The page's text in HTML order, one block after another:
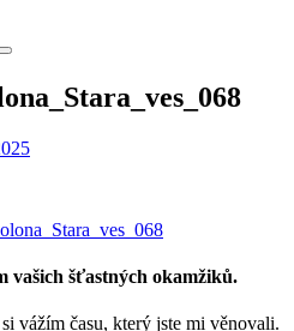
vašich šťastných okamžiků.
vážím času, který jste mi věnovali.